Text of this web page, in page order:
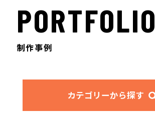
PORTFOLIO
制作事例
カテゴリーから探す